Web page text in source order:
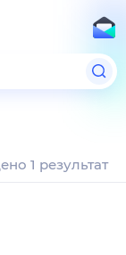
1 результат